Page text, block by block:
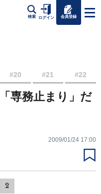
検索 ログイン 会員登録
#20 #21 #22
専務止まり」だ
2009/01/24 17:00
2